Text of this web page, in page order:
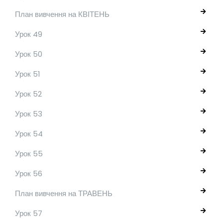
План вивчення на КВІТЕНЬ
Урок 49
Урок 50
Урок 51
Урок 52
Урок 53
Урок 54
Урок 55
Урок 56
План вивчення на ТРАВЕНЬ
Урок 57